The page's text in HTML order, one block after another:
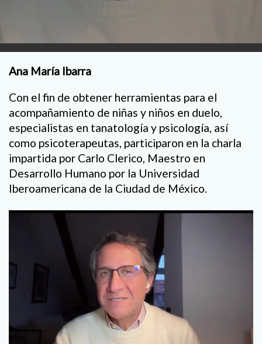
Ana María Ibarra
Con el fin de obtener herramientas para el
acompañamiento de niñas y niños en duelo,
especialistas en tanatología y psicología, así
como psicoterapeutas, participaron en la charla
impartida por Carlo Clerico, Maestro en
Desarrollo Humano por la Universidad
Iberoamericana de la Ciudad de México.